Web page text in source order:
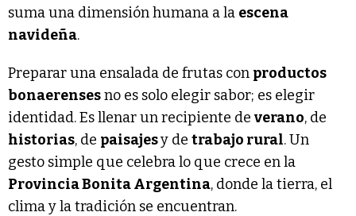
suma una dimensión humana a la escena
navideña.
Preparar una ensalada de frutas con productos
bonaerensesno es solo elegir sabor; es elegir
identidad. Es llenar un recipiente de verano, de
historias, de paisajesy de trabajo rural. Un
gesto simple que celebra lo que crece en la
Provincia Bonita Argentina, donde la tierra, el
clima y la tradición se encuentran.